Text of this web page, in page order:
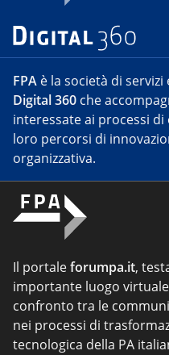
FPA è la società di servizi
Digital 360 che
interessate ai processi
loro percorsi di
organizzativa.
Il portaleforumpa.it,
importante luogo
confronto tra le
nei processi di
tecnologica della PA